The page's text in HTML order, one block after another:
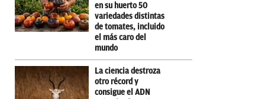
en su huerto 50
variedades distintas
de tomates, incluido
el más caro del
mundo
La ciencia destroza
otro récord y
consigue el ADN